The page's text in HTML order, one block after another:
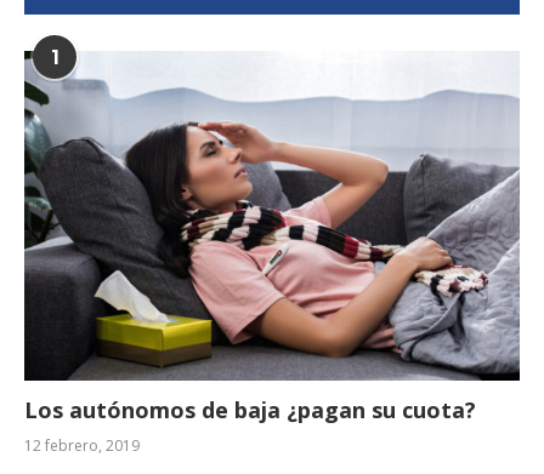
1
Los autónomos de baja ¿pagan su cuota?
12 febrero, 2019